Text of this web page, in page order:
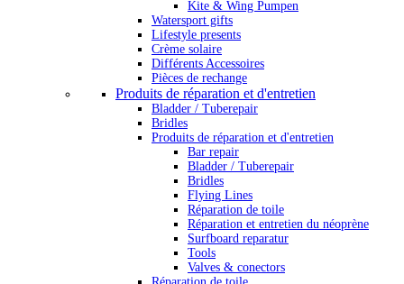
Kite & Wing Pumpen
Watersport gifts
Lifestyle presents
Crème solaire
Différents Accessoires
Pièces de rechange
Produits de réparation et d'entretien
Bladder / Tuberepair
Bridles
Produits de réparation et d'entretien
Bar repair
Bladder / Tuberepair
Bridles
Flying Lines
Réparation de toile
Réparation et entretien du néoprène
Surfboard reparatur
Tools
Valves & conectors